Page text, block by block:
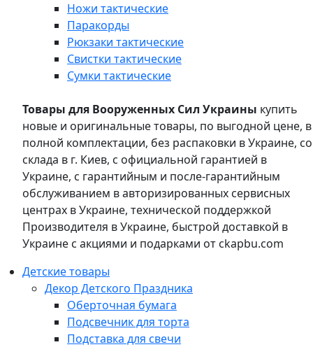
Ножи тактические
Паракорды
Рюкзаки тактические
Свистки тактические
Сумки тактические
Товары для Вооруженных Сил Украины купить
новые и оригинальные товары, по выгодной цене, в
полной комплектации, без распаковки в Украине, со
склада в г. Киев, с официальной гарантией в
Украине, с гарантийным и после-гарантийным
обслуживанием в авторизированных сервисных
центрах в Украине, технической поддержкой
Производителя в Украине, быстрой доставкой в
Украине с акциями и подарками от ckapbu.com
Детские товары
Декор Детского Праздника
Оберточная бумага
Подсвечник для торта
Подставка для свечи